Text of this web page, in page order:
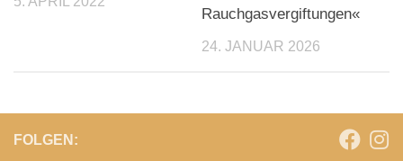
Rauchgasvergiftungen«
24. JANUAR 2026
FOLGEN: